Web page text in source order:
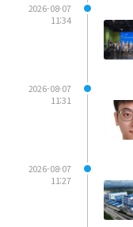
2026-08-07
11:34
2026-08-07
11:31
2026-08-07
11:27